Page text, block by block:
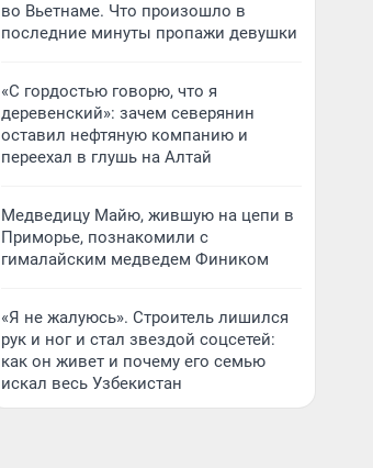
во Вьетнаме. Что произошло в
последние минуты пропажи девушки
«С гордостью говорю, что я
деревенский»: зачем северянин
оставил нефтяную компанию и
переехал в глушь на Алтай
Медведицу Майю, жившую на цепи в
Приморье, познакомили с
гималайским медведем Фиником
«Я не жалуюсь». Строитель лишился
рук и ног и стал звездой соцсетей:
как он живет и почему его семью
искал весь Узбекистан